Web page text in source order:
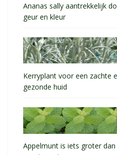
Ananas sally aantrekkelijk
geur en kleur
Kerryplant voor een zachte
gezonde huid
Appelmunt is iets groter dan